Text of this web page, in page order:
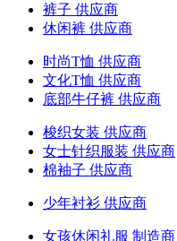
裤子 供应商
休闲裤 供应商
时尚T恤 供应商
文化T恤 供应商
底部牛仔裤 供应商
梭织女装 供应商
女士针织服装 供应商
棉袖子 供应商
少年衬衫 供应商
女孩休闲礼服 制造商